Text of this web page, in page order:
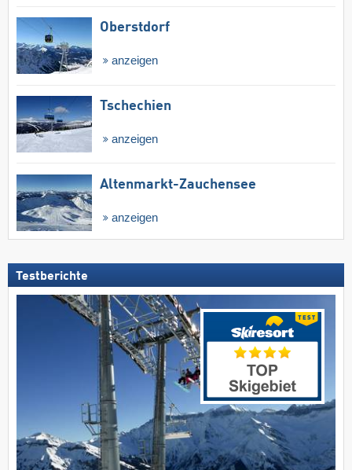
Oberstdorf
anzeigen
Tschechien
anzeigen
Altenmarkt-Zauchensee
anzeigen
Testberichte